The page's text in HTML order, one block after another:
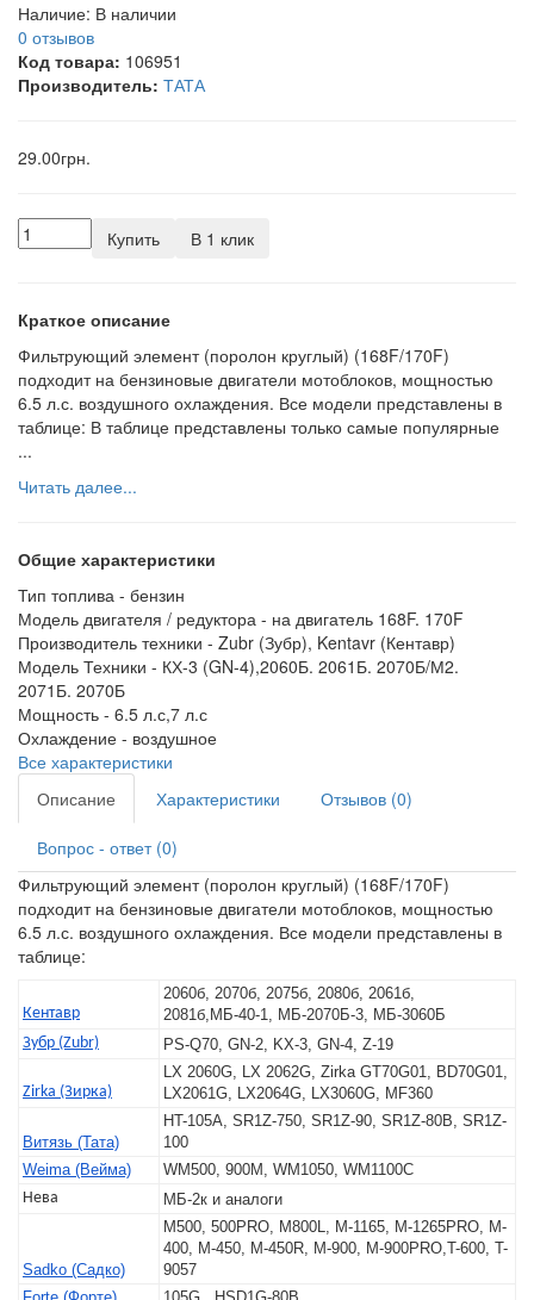
Наличие: В наличии
0 отзывов
Код товара: 106951
Производитель: ТАТА
29.00грн.
Купить В 1 клик
Краткое описание
Фильтрующий элемент (поролон круглый) (168F/170F)
подходит на бензиновые двигатели мотоблоков, мощностью
6.5 л.с. воздушного охлаждения. Все модели представлены в
таблице: В таблице представлены только самые популярные
...
Читать далее...
Общие характеристики
Тип топлива - бензин
Модель двигателя / редуктора - на двигатель 168F. 170F
Производитель техники - Zubr (Зубр), Kentavr (Кентавр)
Модель Техники - КХ-3 (GN-4),2060Б. 2061Б. 2070Б/М2.
2071Б. 2070Б
Мощность - 6.5 л.с,7 л.с
Охлаждение - воздушное
Все характеристики
Описание
Характеристики Отзывов (0)
Вопрос - ответ (0)
Фильтрующий элемент (поролон круглый) (168F/170F)
подходит на бензиновые двигатели мотоблоков, мощностью
6.5 л.с. воздушного охлаждения. Все модели представлены в
таблице:
Кентавр
2060б, 2070б, 2075б, 2080б, 2061б,
2081б,МБ-40-1, МБ-2070Б-3, МБ-3060Б
Зубр (Zubr)
PS-Q70, GN-2, KX-3, GN-4, Z-19
Zirka (Зирка)
LX 2060G, LX 2062G, Zirka GT70G01, BD70G01,
LX2061G, LX2064G, LX3060G, MF360
Витязь (Тата)
HT-105A, SR1Z-750, SR1Z-90, SR1Z-80B, SR1Z-
100
Weima (Вейма)
WM500, 900M, WM1050, WM1100C
Нева
МБ-2к и аналоги
Sadko (Садко)
M500, 500PRO, M800L, M-1165, M-1265PRO, M-
400, M-450, M-450R, M-900, M-900PRO,T-600, T-
9057